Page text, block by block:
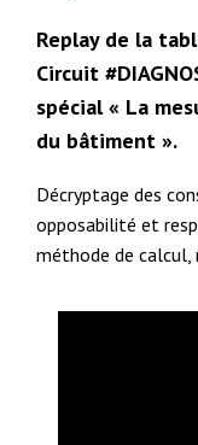
Replay de la
Circuit
spécial « La
du bâtiment ».
Décryptage des
opposabilité et
méthode de calcul,